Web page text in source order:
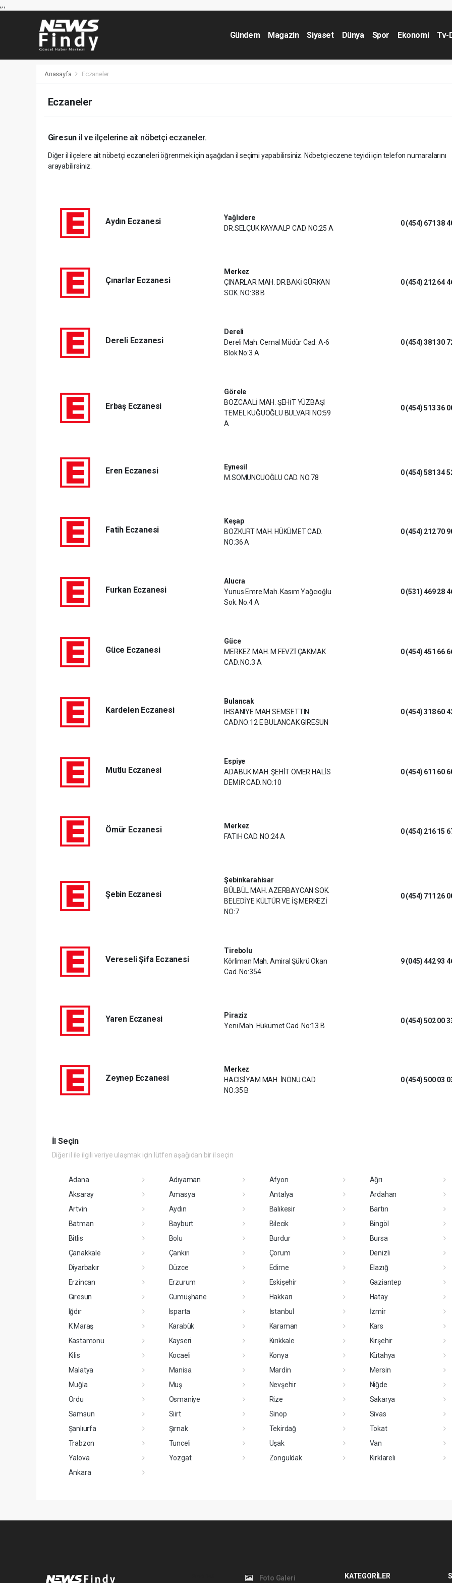
,,,
Gündem Magazin Siyaset Dünya Spor Ekonomi Tv-
Anasayfa Eczaneler
Eczaneler
Giresun il ve ilçelerine ait nöbetçi eczaneler.
Diğer il ilçelere ait nöbetçi eczaneleri öğrenmek için aşağıdan il seçimi yapabilirsiniz. Nöbetçi eczene teyidi için telefon numaralarını
arayabilirsiniz.
Aydın Eczanesi
Yağlıdere
DR.SELÇUK KAYAALP CAD. NO:25 A
0 (454) 671 38
Çınarlar Eczanesi
Merkez
ÇINARLAR MAH. DR.BAKİ GÜRKAN
SOK. NO:38 B
0 (454) 212 64
Dereli Eczanesi
Dereli
Dereli Mah. Cemal Müdür Cad. A-6
Blok No:3 A
0 (454) 381 30
Erbaş Eczanesi
Görele
BOZCAALİ MAH. ŞEHİT YÜZBAŞI
TEMEL KUĞUOĞLU BULVARI NO:59
A
0 (454) 513 36
Eren Eczanesi
Eynesil
M.SOMUNCUOĞLU CAD. NO:78
0 (454) 581 34
Fatih Eczanesi
Keşap
BOZKURT MAH. HÜKÜMET CAD.
NO:36 A
0 (454) 212 70
Furkan Eczanesi
Alucra
Yunus Emre Mah. Kasım Yağcıoğlu
Sok. No:4 A
0 (531) 469 28
Güce Eczanesi
Güce
MERKEZ MAH. M.FEVZİ ÇAKMAK
CAD. NO:3 A
0 (454) 451 66
Kardelen Eczanesi
Bulancak
IHSANIYE MAH.SEMSETTIN
CAD.NO:12 E BULANCAK GIRESUN
0 (454) 318 60
Mutlu Eczanesi
Espiye
ADABÜK MAH. ŞEHİT ÖMER HALİS
DEMİR CAD. NO:10
0 (454) 611 60
Ömür Eczanesi
Merkez
FATİH CAD. NO:24 A
0 (454) 216 15
Şebin Eczanesi
Şebinkarahisar
BÜLBÜL MAH. AZERBAYCAN SOK.
BELEDİYE KÜLTÜR VE İŞ MERKEZİ
NO:7
0 (454) 711 26
Vereseli Şifa Eczanesi
Tirebolu
Körliman Mah. Amiral Şükrü Okan
Cad. No:354
9 (045) 442 93
Yaren Eczanesi
Piraziz
Yeni Mah. Hükümet Cad. No:13 B
0 (454) 502 00
Zeynep Eczanesi
Merkez
HACISİYAM MAH. İNÖNÜ CAD.
NO:35 B
0 (454) 500 03
İl Seçin
Diğer il ile ilgili veriye ulaşmak için lütfen aşağıdan bir il seçin
Adana Adıyaman Afyon
Ağrı
Aksaray
Amasya Antalya
Ardahan
Artvin
Aydın Balıkesir
Bartın
Batman
Bayburt Bilecik
Bingöl
Bitlis
Bolu Burdur
Bursa
Çanakkale
Çankırı Çorum
Denizli
Diyarbakır
Düzce Edirne
Elazığ
Erzincan
Erzurum Eskişehir
Gaziantep
Giresun
Gümüşhane Hakkari
Hatay
Iğdır
Isparta İstanbul
İzmir
K.Maraş
Karabük Karaman
Kars
Kastamonu
Kayseri Kırıkkale
Kırşehir
Kilis
Kocaeli Konya
Kütahya
Malatya
Manisa Mardin
Mersin
Muğla
Muş Nevşehir
Niğde
Ordu
Osmaniye Rize
Sakarya
Samsun
Siirt Sinop
Sivas
Şanlıurfa
Şırnak Tekirdağ
Tokat
Trabzon
Tunceli Uşak
Van
Yalova
Yozgat Zonguldak
Kırklareli
Ankara
Foto Galeri KATEGORİLER